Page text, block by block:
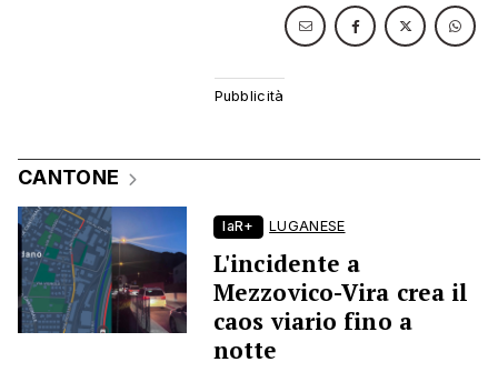
CANTONE
laR+ LUGANESE
L'incidente a
Mezzovico-Vira crea il
caos viario fino a
notte